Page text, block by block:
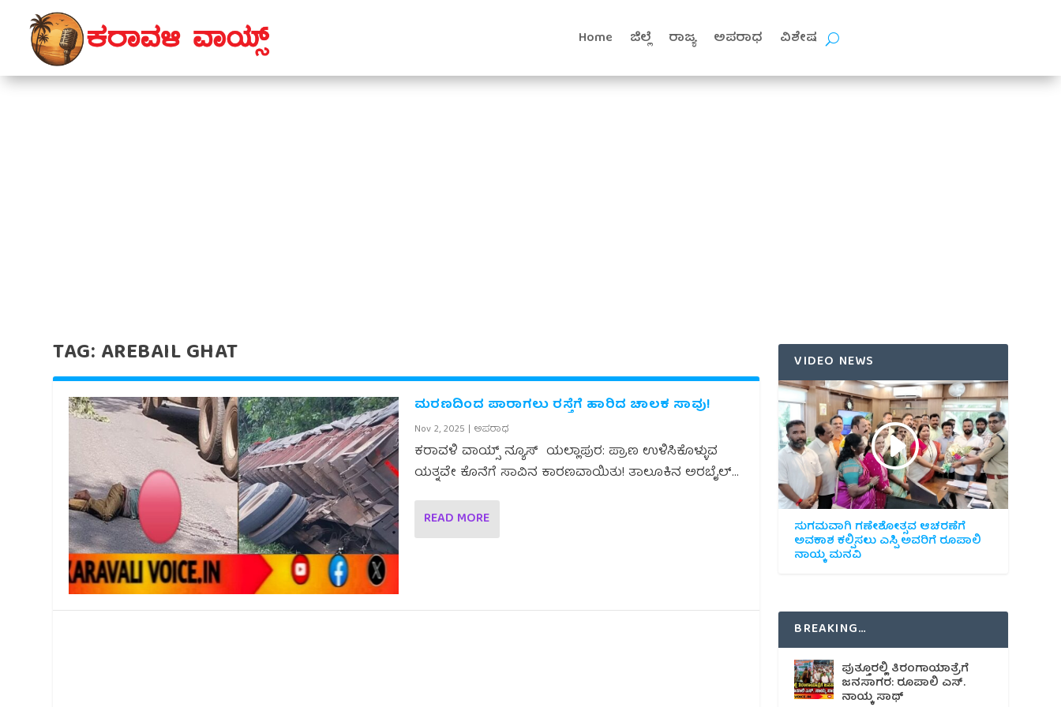
Home ಜಿಲ್ಲೆ ರಾಜ್ಯ ಅಪರಾಧ ವಿಶೇಷ
TAG: AREBAIL GHAT
ಮರಣದಿಂದ ಪಾರಾಗಲು ರಸ್ತೆಗೆ ಹಾರಿದ ಚಾಲಕ ಸಾವು!
Nov 2, 2025 | ಅಪರಾಧ
ಕರಾವಳಿ ವಾಯ್ಸ್ ನ್ಯೂಸ್ ಯಲ್ಲಾಪುರ: ಪ್ರಾಣ ಉಳಿಸಿಕೊಳ್ಳುವ
ಯತ್ನವೇ ಕೊನೆಗೆ ಸಾವಿನ ಕಾರಣವಾಯಿತು! ತಾಲೂಕಿನ ಅರಬೈಲ್...
READ MORE
VIDEO NEWS
ಸುಗಮವಾಗಿ ಗಣೇಶೋತ್ಸವ ಆಚರಣೆಗೆ
ಅವಕಾಶ ಕಲ್ಪಿಸಲು ಎಸ್ಪಿ ಅವರಿಗೆ ರೂಪಾಲಿ
ನಾಯ್ಕ ಮನವಿ
BREAKING…
ಪುತ್ತೂರಲ್ಲಿ ತಿರಂಗಾಯಾತ್ರೆಗೆ
ಜನಸಾಗರ: ರೂಪಾಲಿ ಎಸ್.
ನಾಯ್ಕ ಸಾಥ್